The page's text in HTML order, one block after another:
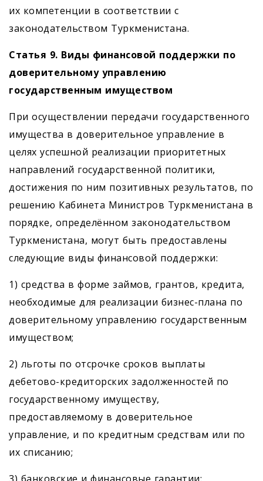
их компетенции в соответствии с
законодательством Туркменистана.
Статья 9. Виды финансовой поддержки по
доверительному управлению
государственным имуществом
При осуществлении передачи государственного
имущества в доверительное управление в
целях успешной реализации приоритетных
направлений государственной политики,
достижения по ним позитивных результатов, по
решению Кабинета Министров Туркменистана в
порядке, определённом законодательством
Туркменистана, могут быть предоставлены
следующие виды финансовой поддержки:
1) средства в форме займов, грантов, кредита,
необходимые для реализации бизнес-плана по
доверительному управлению государственным
имуществом;
2) льготы по отсрочке сроков выплаты
дебетово-кредиторских задолженностей по
государственному имуществу,
предоставляемому в доверительное
управление, и по кредитным средствам или по
их списанию;